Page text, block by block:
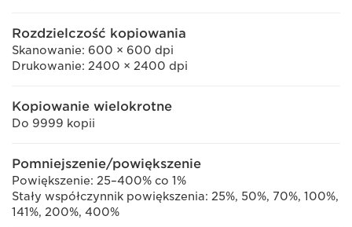
Rozdzielczość kopiowania
Skanowanie: 600 × 600 dpi
Drukowanie: 2400 × 2400 dpi
Kopiowanie wielokrotne
Do 9999 kopii
Pomniejszenie/powiększenie
Powiększenie: 25–400% co 1%
Stały współczynnik powiększenia: 25%, 50%, 70%, 100%,
141%, 200%, 400%